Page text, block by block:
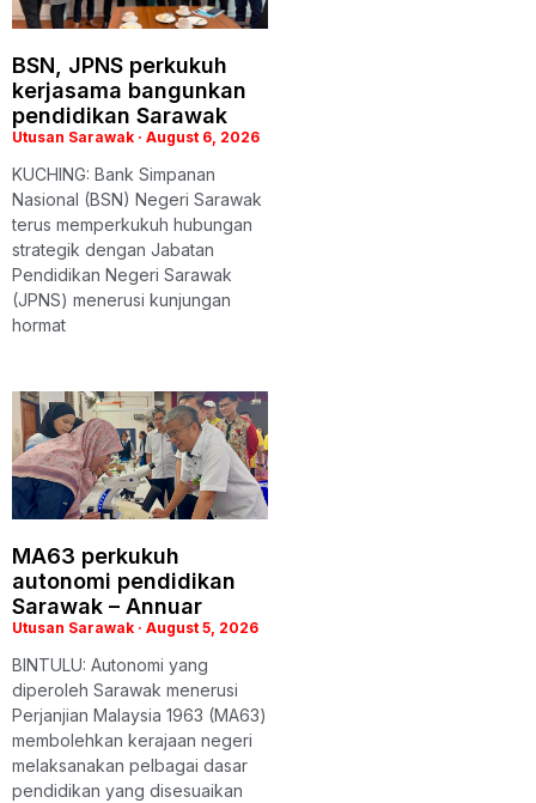
BSN, JPNS perkukuh
kerjasama bangunkan
pendidikan Sarawak
Utusan Sarawak August 6, 2026
KUCHING: Bank Simpanan
Nasional (BSN) Negeri Sarawak
terus memperkukuh hubungan
strategik dengan Jabatan
Pendidikan Negeri Sarawak
(JPNS) menerusi kunjungan
hormat
MA63 perkukuh
autonomi pendidikan
Sarawak – Annuar
Utusan Sarawak August 5, 2026
BINTULU: Autonomi yang
diperoleh Sarawak menerusi
Perjanjian Malaysia 1963 (MA63)
membolehkan kerajaan negeri
melaksanakan pelbagai dasar
pendidikan yang disesuaikan